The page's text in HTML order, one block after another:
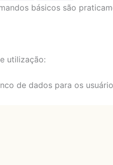
básicos são
utilização:
de dados para os